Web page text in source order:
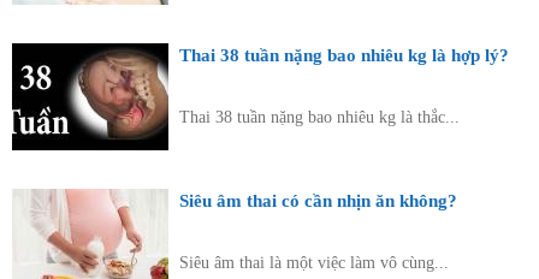
Thai 38 tuần nặng bao nhiêu kg là hợp lý?
Thai 38 tuần nặng bao nhiêu kg là thắc...
Siêu âm thai có cần nhịn ăn không?
Siêu âm thai là một việc làm vô cùng...